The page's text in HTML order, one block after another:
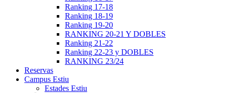
Ranking 17-18
Ranking 18-19
Ranking 19-20
RANKING 20-21 Y DOBLES
Ranking 21-22
Ranking 22-23 y DOBLES
RANKING 23/24
Reservas
Campus Estiu
Estades Estiu